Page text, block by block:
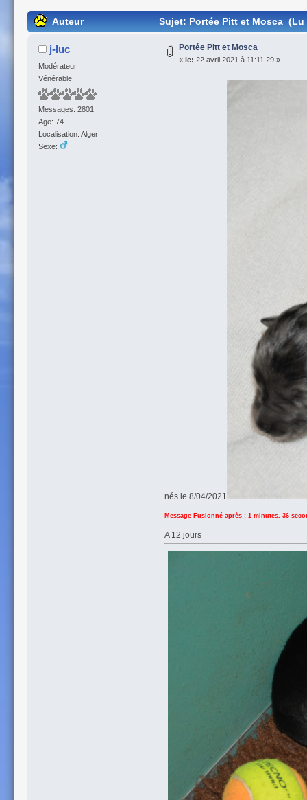
Auteur Sujet: Portée Pitt et Mosca (Lu
j-luc
Modérateur
Vénérable
Messages: 2801
Age: 74
Localisation: Alger
Sexe:
Portée Pitt et Mosca
« le: 22 avril 2021 à 11:11:29 »
nés le 8/04/2021
Message Fusionné après : 1 minutes. 36
A 12 jours